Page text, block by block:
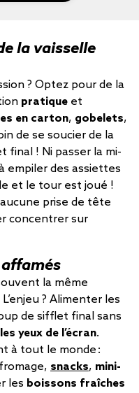
la vaisselle
? Optez pour de la
pratique et
en carton, gobelets,
de se soucier de la
final ! Ni passer la mi-
empiler des assiettes
et le tour est joué !
prise de tête
concentrer sur
la même
L’enjeu ? Alimenter les
de sifflet final sans
yeux de l’écran.
à tout le monde :
snacks, mini-
les boissons fraîches